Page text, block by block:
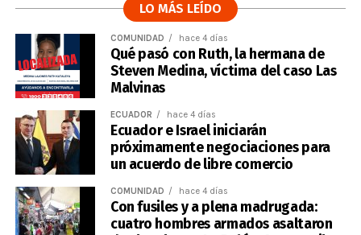
LO MÁS LEÍDO
COMUNIDAD hace 4 días
Qué pasó con Ruth, la hermana de
Steven Medina, víctima del caso Las
Malvinas
ECUADOR hace 4 días
Ecuador e Israel iniciarán
próximamente negociaciones para
un acuerdo de libre comercio
COMUNIDAD hace 4 días
Con fusiles y a plena madrugada:
cuatro hombres armados asaltaron